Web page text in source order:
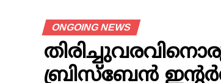
ONGOING NEWS
ബ്രിസ്‌ബേന്‍